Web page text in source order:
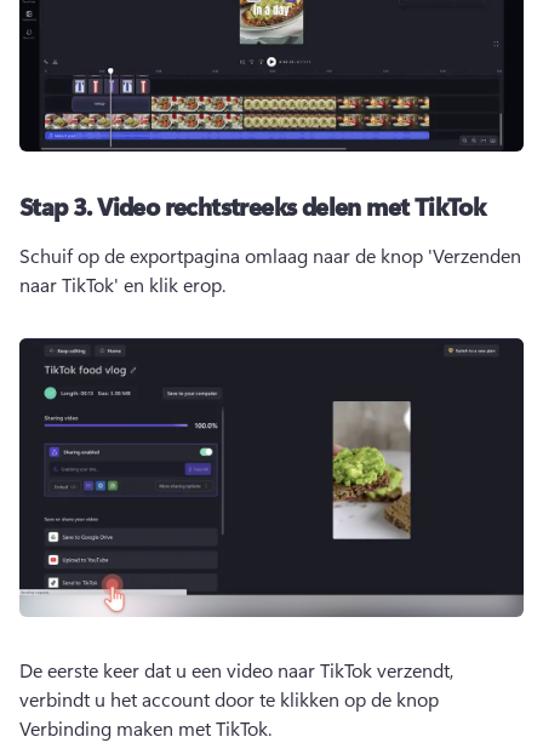
Stap 3.Video rechtstreeks delen met TikTok
Schuif op de exportpagina omlaag naar de knop 'Verzenden
naar TikTok' en klik erop.
De eerste keer dat u een video naar TikTok verzendt,
verbindt u het account door te klikken op de knop
Verbinding maken met TikTok.